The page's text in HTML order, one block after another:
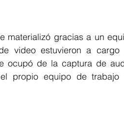
materializó gracias a un
video estuvieron a cargo
ocupó de la captura de
propio equipo de trabajo